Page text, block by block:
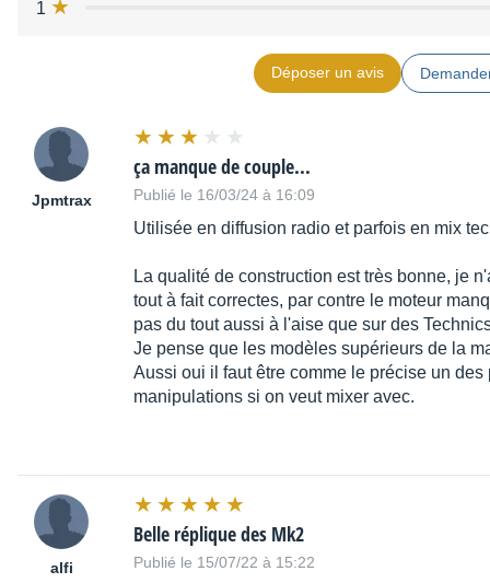
1
Déposer un avis
Jpmtrax
ça manque de couple...
Publié le 16/03/24 à 16:09
Utilisée en diffusion radio et parfois en mix
La qualité de construction est très bonne, je
tout à fait correctes, par contre le moteur
pas du tout aussi à l'aise que sur des
Je pense que les modèles supérieurs de la
Aussi oui il faut être comme le précise un
manipulations si on veut mixer avec.
alfi
Belle réplique des Mk2
Publié le 15/07/22 à 15:22